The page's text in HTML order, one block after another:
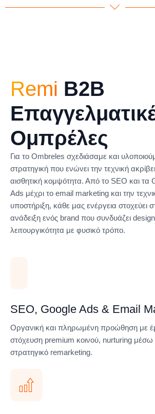
Remi B2B
Ομπρέλες
Για το Ombreles σχεδιάσαμε και
στρατηγική που ενώνει την τεχνική
αισθητική κομψότητα. Από το SEO και τα
Ads μέχρι το email marketing και την
υποστήριξη, κάθε μας ενέργεια στοχεύει
ανάδειξη ενός brand που συνδυάζει
λειτουργικότητα με φυσικό τρόπο.
SEO, Google Ads & Email
Οργανική και πληρωμένη προώθηση με
στόχευση premium κοινού, nurturing μέσω
στρατηγικό remarketing.